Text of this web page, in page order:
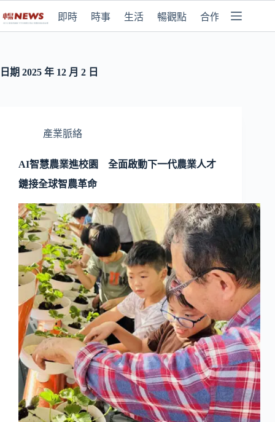
即時 時事 生活 暢觀點 合作媒體
日期 2025 年 12 月 2 日
產業脈絡
AI智慧農業進校園 全面啟動下一代農業人才
鏈接全球智農革命